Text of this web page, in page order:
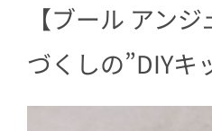
【ブール アン
づくしの”DIYキ